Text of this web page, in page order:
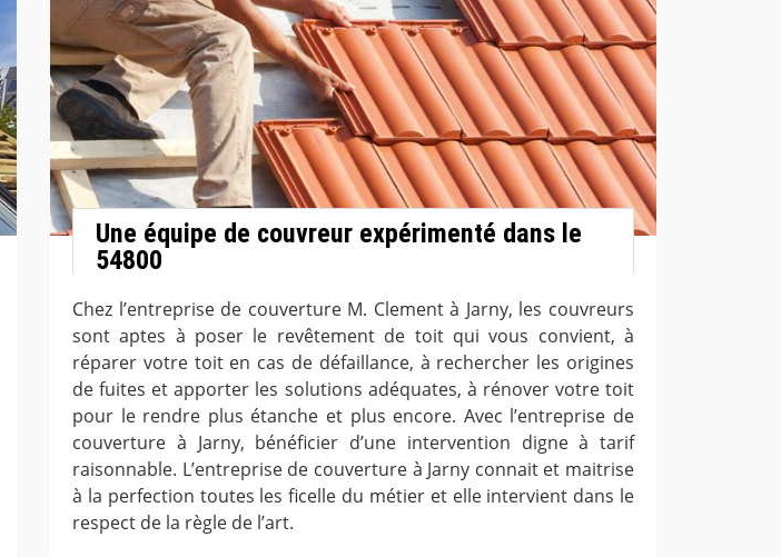
Une équipe de couvreur expérimenté dans le
54800
Chez l’entreprise de couverture M. Clement à Jarny, les couvreurs
sont aptes à poser le revêtement de toit qui vous convient, à
réparer votre toit en cas de défaillance, à rechercher les origines
de fuites et apporter les solutions adéquates, à rénover votre toit
pour le rendre plus étanche et plus encore. Avec l’entreprise de
couverture à Jarny, bénéficier d’une intervention digne à tarif
raisonnable. L’entreprise de couverture à Jarny connait et maitrise
à la perfection toutes les ficelle du métier et elle intervient dans le
respect de la règle de l’art.